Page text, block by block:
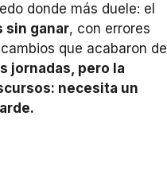
donde más duele: el
sin ganar, con errores
que acabaron de
jornadas, pero la
necesita un